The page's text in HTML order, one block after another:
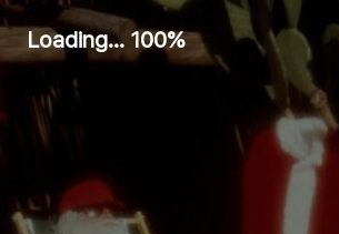
Loading... 100%